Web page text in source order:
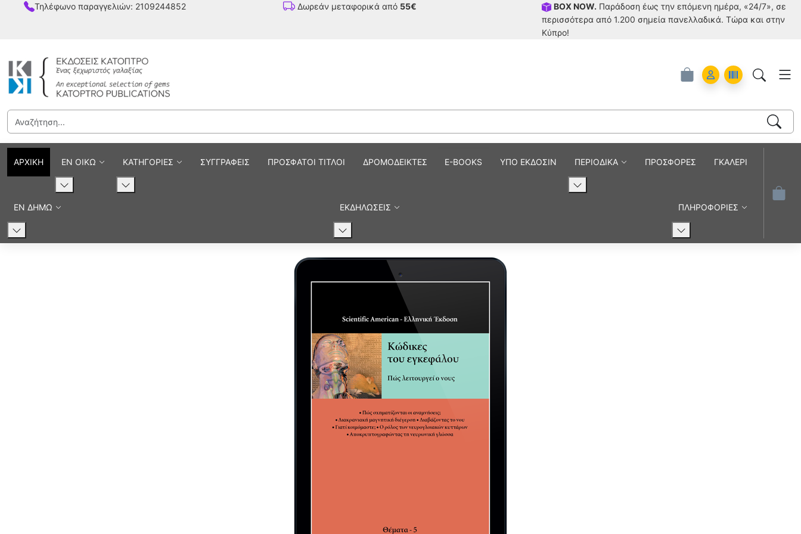
Τηλέφωνο παραγγελιών: 2109244852 Δωρεάν μεταφορικά από 55€ BOX NOW. Παράδοση έως την επόμενη ημέρα, «24/7», σε
περισσότερα από 1.200 σημεία πανελλαδικά. Tώρα και στην
Κύπρο!
Account
Orders
ΑΡΧΙΚΗ ΕΝ ΟΙΚΩ ΚΑΤΗΓΟΡΙΕΣ ΣΥΓΓΡΑΦΕΙΣ ΠΡΟΣΦΑΤΟΙ ΤΙΤΛΟΙ ΔΡΟΜΟΔΕΙΚΤΕΣ E-BOOKS ΥΠΟ ΕΚΔΟΣΙΝ ΠΕΡΙΟΔΙΚΑ ΠΡΟΣΦΟΡΕΣ ΓΚΑΛΕΡΙ
ΕΝ ΔΗΜΩ ΕΚΔΗΛΩΣΕΙΣ ΠΛΗΡΟΦΟΡΙΕΣ